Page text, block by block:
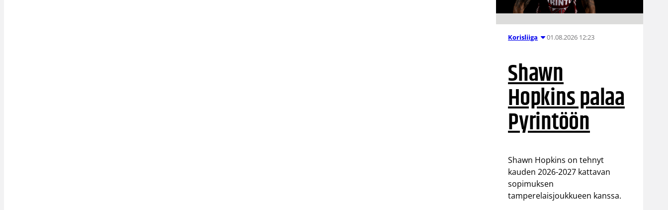
Korisliiga 01.08.2026 12:23
Shawn
Hopkins palaa
Pyrintöön
Shawn Hopkins on tehnyt
kauden 2026-2027 kattavan
sopimuksen
tamperelaisjoukkueen kanssa.